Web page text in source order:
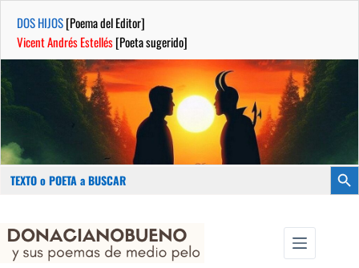
DOS HIJOS[Poema del Editor]
Vicent Andrés Estellés[Poeta sugerido]
Buscar:
contenido